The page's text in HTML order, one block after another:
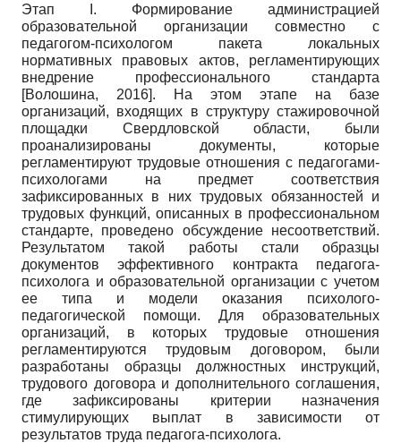
Этап I. Формирование администрацией
образовательной организации совместно с
педагогом-психологом пакета локальных
нормативных правовых актов, регламентирующих
внедрение профессионального стандарта
[Волошина, 2016]. На этом этапе на базе
организаций, входящих в структуру стажировочной
площадки Свердловской области, были
проанализированы документы, которые
регламентируют трудовые отношения с педагогами-
психологами на предмет соответствия
зафиксированных в них трудовых обязанностей и
трудовых функций, описанных в профессиональном
стандарте, проведено обсуждение несоответствий.
Результатом такой работы стали образцы
документов эффективного контракта педагога-
психолога и образовательной организации с учетом
ее типа и модели оказания психолого-
педагогической помощи. Для образовательных
организаций, в которых трудовые отношения
регламентируются трудовым договором, были
разработаны образцы должностных инструкций,
трудового договора и дополнительного соглашения,
где зафиксированы критерии назначения
стимулирующих выплат в зависимости от
результатов труда педагога-психолога.